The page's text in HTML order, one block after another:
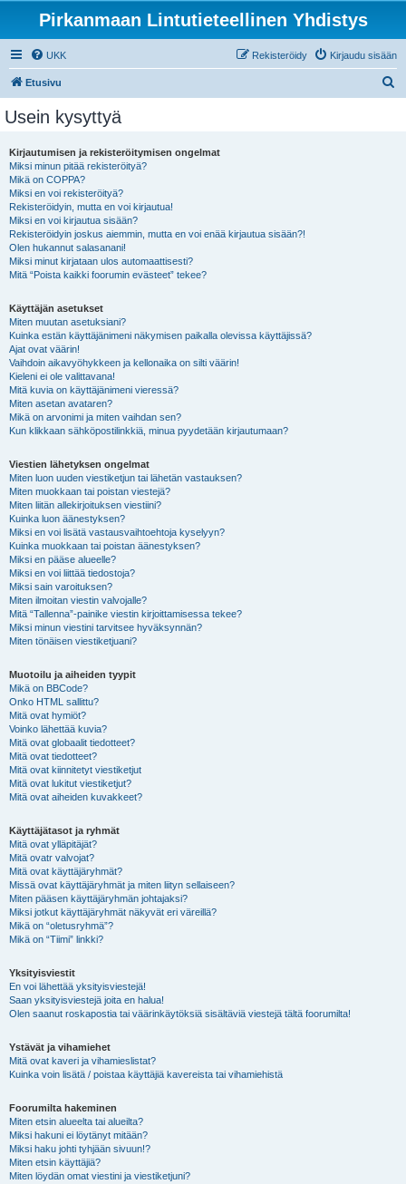
Pirkanmaan Lintutieteellinen Yhdistys
UKK Kirjaudu sisään
Rekisteröidy
Etusivu
Usein kysyttyä
Kirjautumisen ja rekisteröitymisen ongelmat
Miksi minun pitää rekisteröityä?
Mikä on COPPA?
Miksi en voi rekisteröityä?
Rekisteröidyin, mutta en voi kirjautua!
Miksi en voi kirjautua sisään?
Rekisteröidyin joskus aiemmin, mutta en voi enää kirjautua sisään?!
Olen hukannut salasanani!
Miksi minut kirjataan ulos automaattisesti?
Mitä “Poista kaikki foorumin evästeet” tekee?
Käyttäjän asetukset
Miten muutan asetuksiani?
Kuinka estän käyttäjänimeni näkymisen paikalla olevissa käyttäjissä?
Ajat ovat väärin!
Vaihdoin aikavyöhykkeen ja kellonaika on silti väärin!
Kieleni ei ole valittavana!
Mitä kuvia on käyttäjänimeni vieressä?
Miten asetan avataren?
Mikä on arvonimi ja miten vaihdan sen?
Kun klikkaan sähköpostilinkkiä, minua pyydetään kirjautumaan?
Viestien lähetyksen ongelmat
Miten luon uuden viestiketjun tai lähetän vastauksen?
Miten muokkaan tai poistan viestejä?
Miten liitän allekirjoituksen viestiini?
Kuinka luon äänestyksen?
Miksi en voi lisätä vastausvaihtoehtoja kyselyyn?
Kuinka muokkaan tai poistan äänestyksen?
Miksi en pääse alueelle?
Miksi en voi liittää tiedostoja?
Miksi sain varoituksen?
Miten ilmoitan viestin valvojalle?
Mitä “Tallenna”-painike viestin kirjoittamisessa tekee?
Miksi minun viestini tarvitsee hyväksynnän?
Miten tönäisen viestiketjuani?
Muotoilu ja aiheiden tyypit
Mikä on BBCode?
Onko HTML sallittu?
Mitä ovat hymiöt?
Voinko lähettää kuvia?
Mitä ovat globaalit tiedotteet?
Mitä ovat tiedotteet?
Mitä ovat kiinnitetyt viestiketjut
Mitä ovat lukitut viestiketjut?
Mitä ovat aiheiden kuvakkeet?
Käyttäjätasot ja ryhmät
Mitä ovat ylläpitäjät?
Mitä ovatr valvojat?
Mitä ovat käyttäjäryhmät?
Missä ovat käyttäjäryhmät ja miten liityn sellaiseen?
Miten pääsen käyttäjäryhmän johtajaksi?
Miksi jotkut käyttäjäryhmät näkyvät eri väreillä?
Mikä on “oletusryhmä”?
Mikä on “Tiimi” linkki?
Yksityisviestit
En voi lähettää yksityisviestejä!
Saan yksityisviestejä joita en halua!
Olen saanut roskapostia tai väärinkäytöksiä sisältäviä viestejä tältä foorumilta!
Ystävät ja vihamiehet
Mitä ovat kaveri ja vihamieslistat?
Kuinka voin lisätä / poistaa käyttäjiä kavereista tai vihamiehistä
Foorumilta hakeminen
Miten etsin alueelta tai alueilta?
Miksi hakuni ei löytänyt mitään?
Miksi haku johti tyhjään sivuun!?
Miten etsin käyttäjiä?
Miten löydän omat viestini ja viestiketjuni?